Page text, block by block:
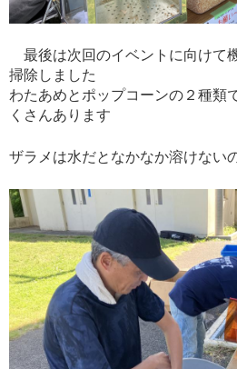
最後は次回のイベントに向けて
掃除しました
わたあめとポップコーンの２種類
くさんあります
ザラメは水だとなかなか溶けない